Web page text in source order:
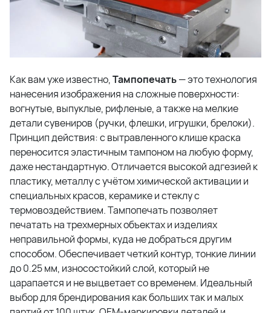
Как вам уже известно,Тампопечать— это технология
нанесения изображения на сложные поверхности:
вогнутые, выпуклые, рифленые, а также на мелкие
детали сувениров (ручки, флешки, игрушки, брелоки).
Принцип действия: с вытравленного клише краска
переносится эластичным тампоном на любую форму,
даже нестандартную. Отличается высокой адгезией к
пластику, металлу с учётом химической активации и
специальных красов, керамике и стеклу с
термовоздействием. Тампопечать позволяет
печатать на трехмерных объектах и изделиях
неправильной формы, куда не добраться другим
способом. Обеспечивает четкий контур, тонкие линии
до 0.25 мм, износостойкий слой, который не
царапается и не выцветает со временем. Идеальный
выбор для брендирования как больших так и малых